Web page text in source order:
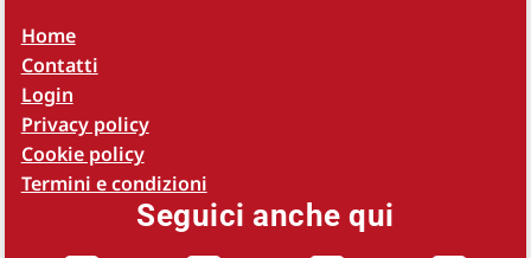
Home
Contatti
Login
Privacy policy
Cookie policy
Termini e condizioni
Seguici anche qui